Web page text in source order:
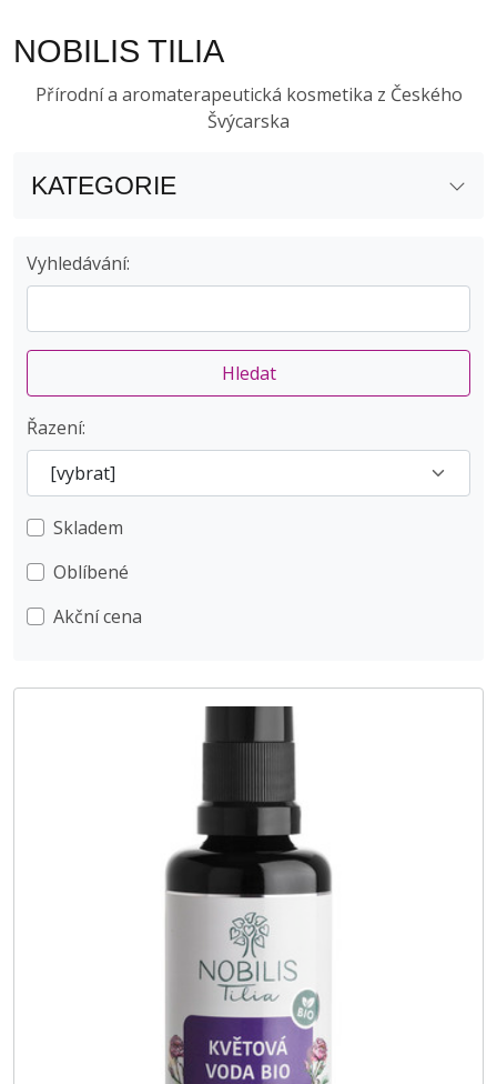
NOBILIS TILIA
Přírodní a aromaterapeutická kosmetika z Českého
Švýcarska
KATEGORIE
Aromaterapie, františky, tyčinky 10
Vyhledávání:
Hledat
Řazení:
Skladem
Oblíbené
Akční cena